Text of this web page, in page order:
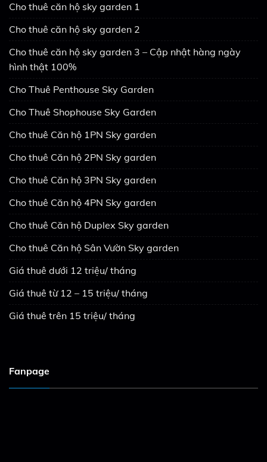
Cho thuê căn hộ sky garden 1
Cho thuê căn hộ sky garden 2
Cho thuê căn hộ sky garden 3 – Cập nhật hàng ngày
hình thật 100%
Cho Thuê Penthouse Sky Garden
Cho Thuê Shophouse Sky Garden
Cho thuê Căn hộ 1PN Sky garden
Cho thuê Căn hộ 2PN Sky garden
Cho thuê Căn hộ 3PN Sky garden
Cho thuê Căn hộ 4PN Sky garden
Cho thuê Căn hộ Duplex Sky garden
Cho thuê Căn hộ Sân Vườn Sky garden
Giá thuê dưới 12 triệu/ tháng
Giá thuê từ 12 – 15 triệu/ tháng
Giá thuê trên 15 triệu/ tháng
Fanpage